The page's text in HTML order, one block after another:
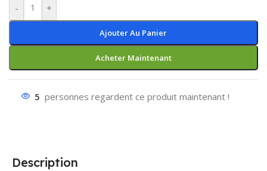
- +
Ajouter Au Panier
Acheter Maintenant
5 personnes regardent ce produit maintenant !
Description